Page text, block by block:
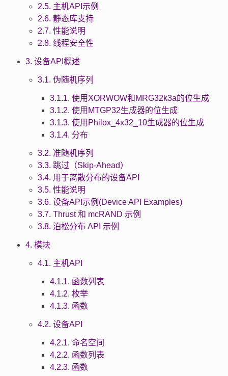
2.5. 主机API示例
2.6. 静态库支持
2.7. 性能说明
2.8. 线程安全性
3. 设备API概述
3.1. 伪随机序列
3.1.1. 使用XORWOW和MRG32k3a的位生成
3.1.2. 使用MTGP32生成器的位生成
3.1.3. 使用Philox_4x32_10生成器的位生成
3.1.4. 分布
3.2. 准随机序列
3.3. 跳过（Skip-Ahead）
3.4. 用于离散分布的设备API
3.5. 性能说明
3.6. 设备API示例(Device API Examples)
3.7. Thrust 和 mcRAND 示例
3.8. 泊松分布 API 示例
4. 模块
4.1. 主机API
4.1.1. 函数列表
4.1.2. 枚举
4.1.3. 函数
4.2. 设备API
4.2.1. 命名空间
4.2.2. 函数列表
4.2.3. 函数